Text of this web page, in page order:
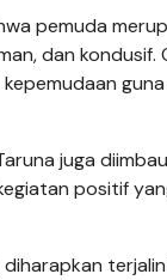
pemuda
dan
juga
positif
diharapkan